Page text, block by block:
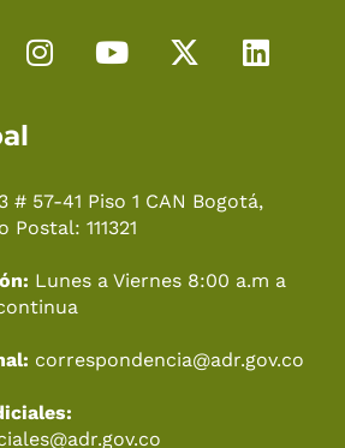
I
g
r
m
Y
b
e
X
t
r
L
d
# 57-41 Piso 1 CAN Bogotá,
111321
Lunes a Viernes 8:00 a.m a
correspondencia@adr.gov.co